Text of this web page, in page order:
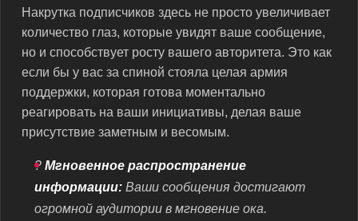
Накрутка подписчиков здесь не просто увеличивает
количество глаз, которые увидят ваше сообщение,
но и способствует росту вашего авторитета. Это как
если бы у вас за спиной стояла целая армия
поддержки, которая готова моментально
реагировать на ваши инициативы, делая ваше
присутствие заметным и весомым.
? Мгновенное распространение
информации: Ваши сообщения достигают
огромной аудитории в мгновение ока.